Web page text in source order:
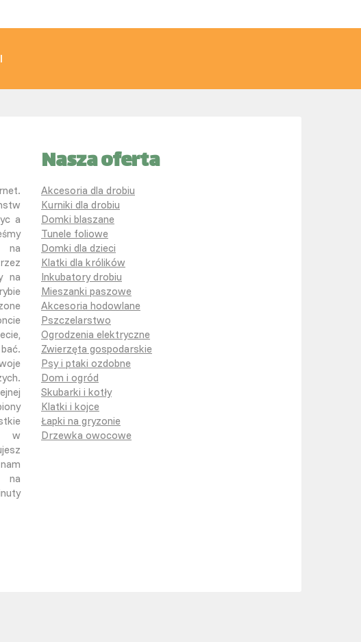
a
na
na
w
na
Nasza oferta
Akcesoria dla drobiu
Kurniki dla drobiu
Domki blaszane
Tunele foliowe
Domki dla dzieci
Klatki dla królików
Inkubatory drobiu
Mieszanki paszowe
Akcesoria hodowlane
Pszczelarstwo
Ogrodzenia elektryczne
Zwierzęta gospodarskie
Psy i ptaki ozdobne
Dom i ogród
Skubarki i kotły
Klatki i kojce
Łapki na gryzonie
Drzewka owocowe